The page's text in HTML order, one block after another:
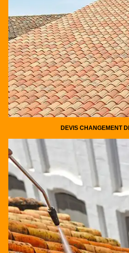
DEVIS CHANGEMENT